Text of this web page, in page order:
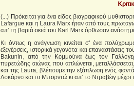
(...) Πρόκειται για ένα είδος βιογραφικού
Lafargue και η Laura Marx ήταν από τους
απ’ τη βαριά σκιά του Karl Marx όρθωσαν
Κι όντως η ανάγνωση κινείται σ’ ένα
εξεγέρσεις, ιστορικά γεγονότα και
Bakunin, από την Κομμούνα έως τον
πυρετώδης αιώνας που απλώνεται,
και της Laura, βλέπουμε την εξάπλωση ενός
Λοκάρνο και το Μπορντώ κι απ’ το Ντραβέιγ μέχρι